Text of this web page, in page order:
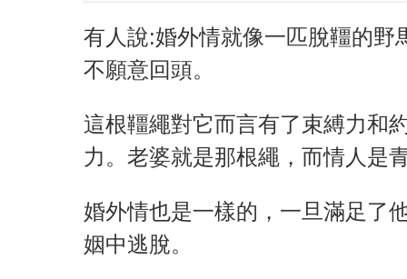
有人說:婚外情就像一匹脫韁的野
不願意回頭。
這根韁繩對它而言有了束縛力和
力。老婆就是那根繩，而情人是
婚外情也是一樣的，一旦滿足了
姻中逃脫。